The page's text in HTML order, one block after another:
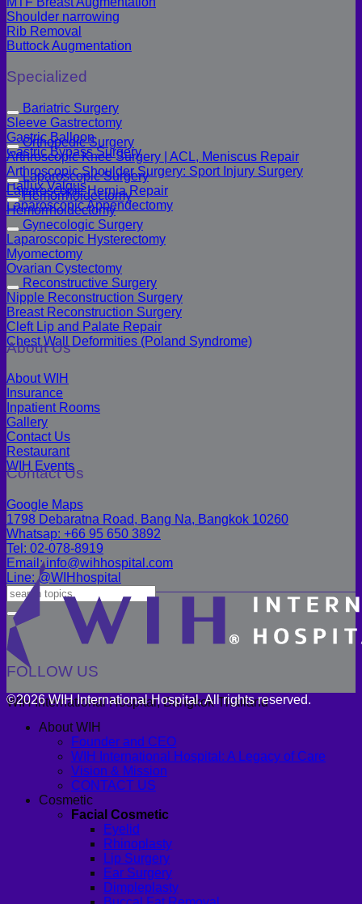
Shoulder narrowing
Rib Removal
Buttock Augmentation
Specialized
Bariatric Surgery
Sleeve Gastrectomy
Gastric Balloon
Gastric Bypass Surgery
Orthopedic Surgery
Arthroscopic Knee Surgery | ACL, Meniscus Repair
Arthroscopic Shoulder Surgery: Sport Injury Surgery
Hallux Valgus
Laparoscopic Surgery
Laparoscopic Hernia Repair
Laparoscopic Appendectomy
Hemorrhoidectomy
Hemorrhoidectomy
Gynecologic Surgery
Laparoscopic Hysterectomy
Myomectomy
Ovarian Cystectomy
Reconstructive Surgery
Nipple Reconstruction Surgery
Breast Reconstruction Surgery
Cleft Lip and Palate Repair
Chest Wall Deformities (Poland Syndrome)
About Us
About WIH
Insurance
Inpatient Rooms
Gallery
Contact Us
Restaurant
WIH Events
Contact Us
Google Maps
1798 Debaratna Road, Bang Na, Bangkok 10260
Whatsap: +66 95 650 3892
Tel: 02-078-8919
Email: info@wihhospital.com
Line: @WIHhospital
FOLLOW US
WIH International Hospital, Bangkok Thailand
©2026 WIH International Hospital. All rights reserved.
About WIH
Founder and CEO
WIH International Hospital: A Legacy of Care
Vision & Mission
CONTACT US
Cosmetic
Facial Cosmetic
Eyelid
Rhinoplasty
Lip Surgery
Ear Surgery
Dimpleplasty